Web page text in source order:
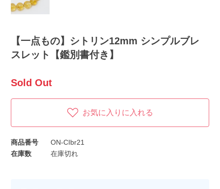
【一点もの】シトリン12mm シンプルブレ
スレット【鑑別書付き】
Sold Out
お気に入りに入れる
商品番号
ON-CIbr21
在庫数
在庫切れ